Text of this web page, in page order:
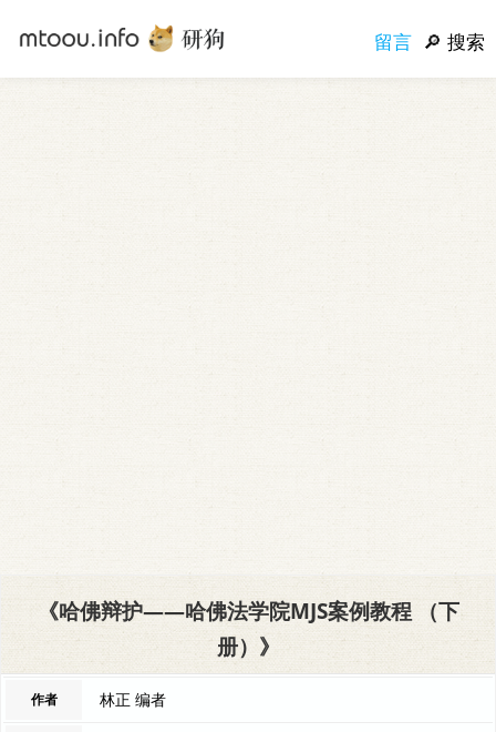
留言 搜索
《哈佛辩护——哈佛法学院MJS案例教程 （下
册）》
作者 林正 编者